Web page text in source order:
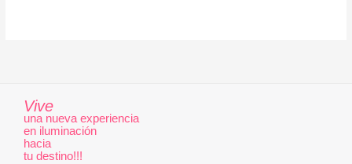
Vive
una nueva experiencia
en iluminación
hacia
tu destino!!!